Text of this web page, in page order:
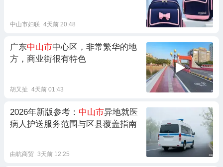
中山市妇联 4天前 20:48
广东中山市中心区，非常繁华的地
方，商业街很有特色
胡又扯 4天前 01:43
2026年新版参考： 中山市异地就医
病人护送服务范围与区县覆盖指南
由吭商贸 3天前 12:25